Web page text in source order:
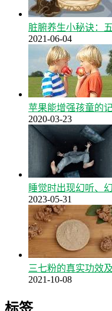
脏腑养生小秘诀：
2021-06-04
苹果能增强孩童的
2020-03-23
睡觉时出现幻听、
2023-05-31
三七粉的真实功效
2021-10-08